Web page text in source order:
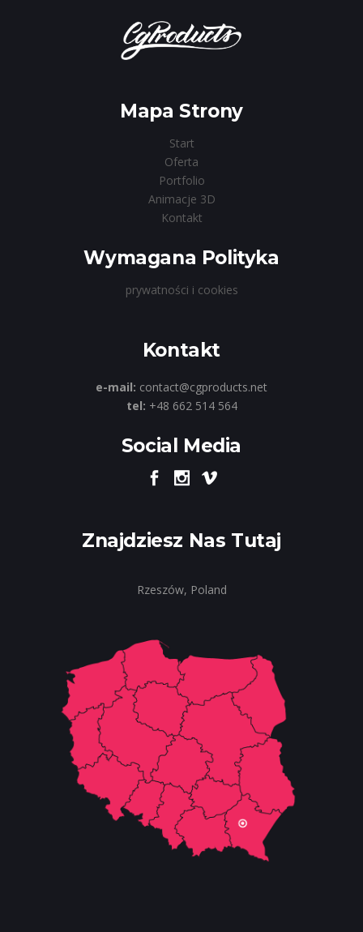
Mapa Strony
Start
Oferta
Portfolio
Animacje 3D
Kontakt
Wymagana Polityka
prywatności i cookies
Kontakt
e-mail: contact@cgproducts.net
tel: +48 662 514 564
Social Media
Znajdziesz Nas Tutaj
Rzeszów, Poland